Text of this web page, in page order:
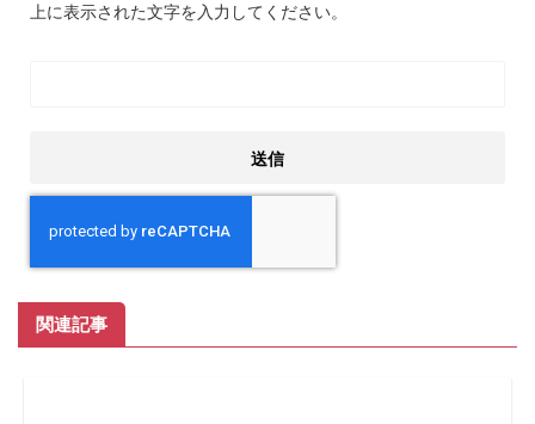
上に表示された文字を入力してください。
関連記事